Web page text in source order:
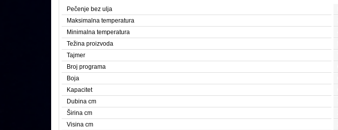
Pečenje bez ulja
Maksimalna temperatura
Minimalna temperatura
Težina proizvoda
Tajmer
Broj programa
Boja
Kapacitet
Dubina cm
Širina cm
Visina cm